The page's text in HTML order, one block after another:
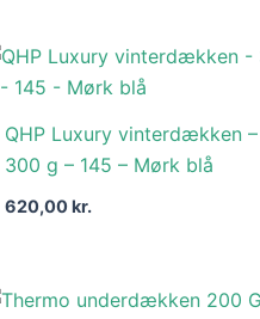
QHP Luxury vinterdækken –
300 g – 145 – Mørk blå
620,00kr.